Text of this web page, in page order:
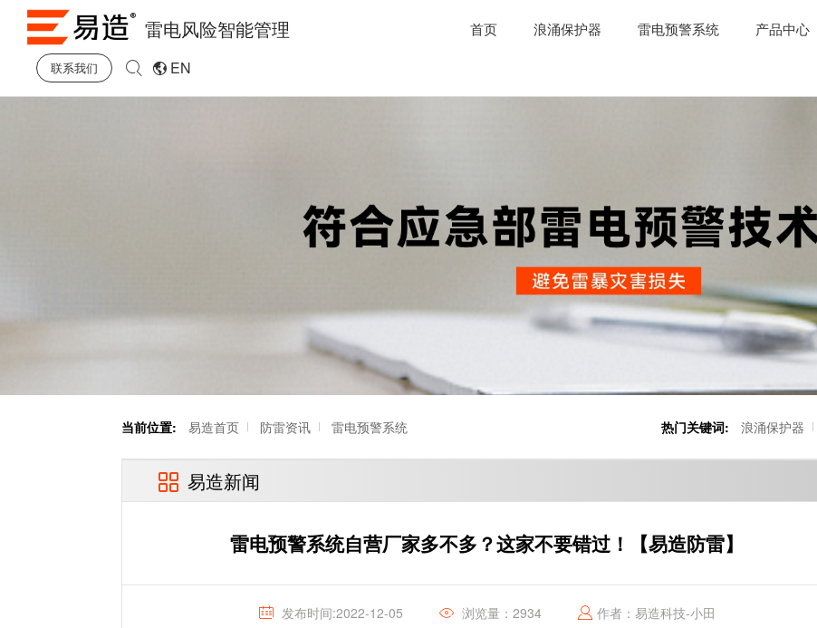
雷电风险智能管理 首页 浪涌保护器 雷电预警系统 产品中心
联系我们 EN
当前位置: 易造首页 防雷资讯 雷电预警系统 热门关键词: 浪涌保护器
易造新闻
雷电预警系统自营厂家多不多？这家不要错过！【易造防雷】
发布时间:2022-12-05 浏览量：2934 作者：易造科技-小田